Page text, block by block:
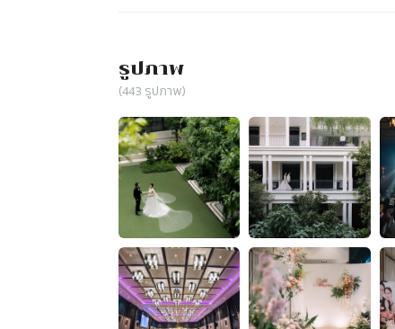
รูปภาพ
(443 รูปภาพ)